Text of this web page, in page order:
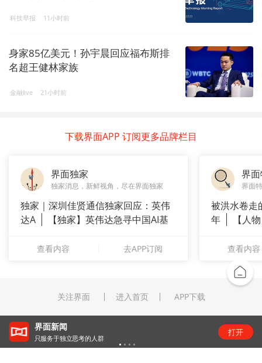
科技早报 11小时前
身家85亿美元！孙宇晨回应福布斯排
名超王健林家族
金融live 21小时前
下载界面APP 订阅更多品牌栏目
界面独家
独家消息，新鲜视角，尽在界面独家
独家｜深圳佳贤通信独家回应：英伟
达A
【独家】英伟达急寻中国AI基
查看内容 去APP订阅
界
界面
被洪水卷走
年
【人
查看内容
关注界面 进入首页 APP下载
界面新闻
只服务于独立思考的人群
打开